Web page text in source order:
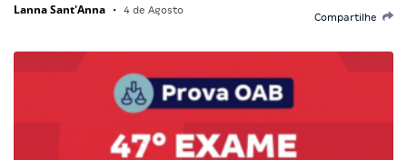
Lanna Sant'Anna • 4 de Agosto
Compartilhe